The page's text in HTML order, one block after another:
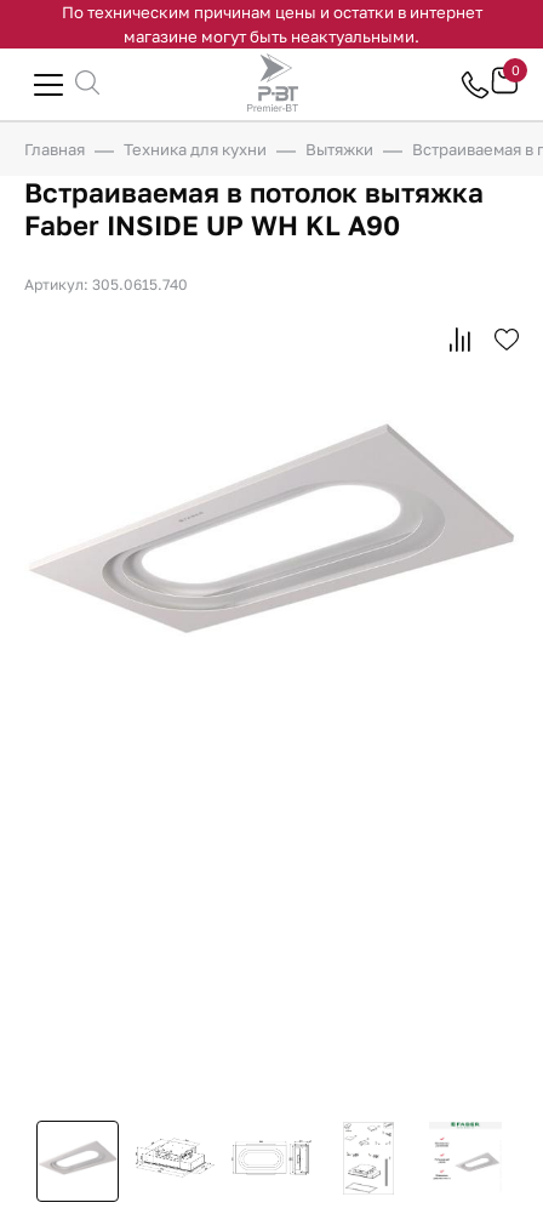
По техническим причинам цены и остатки в интернет
магазине могут быть неактуальными.
0
Главная Техника для кухни Вытяжки Встраиваемая в
Встраиваемая в потолок вытяжка
Faber INSIDE UP WH KL A90
Артикул: 305.0615.740